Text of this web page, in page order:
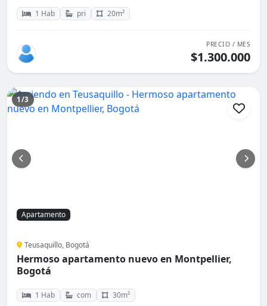
1 Hab pri 20m²
PRECIO / MES
$1.300.000
1/3
Apartamento
Teusaquillo, Bogotá
Hermoso apartamento nuevo en Montpellier,
Bogotá
1 Hab com 30m²